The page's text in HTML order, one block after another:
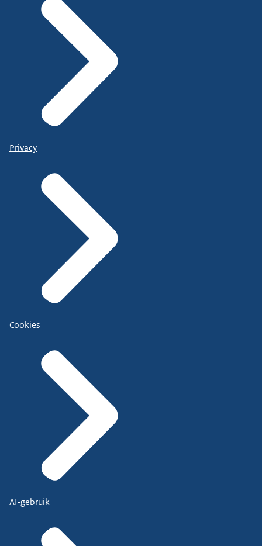
Privacy
Cookies
AI-gebruik